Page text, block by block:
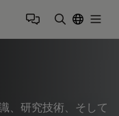
、研究技術、そして